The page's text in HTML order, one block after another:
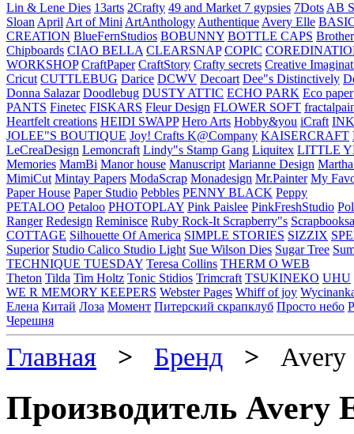
Lin & Lene Dies 13arts 2Crafty 49 and Market 7 gypsies 7Dots AB
Sloan April Art of Mini ArtAnthology Authentique Avery Elle
CREATION BlueFernStudios BOBUNNY BOTTLE CAPS Brother
Chipboards CIAO BELLA CLEARSNAP COPIC
WORKSHOP CraftPaper CraftStory Crafty secrets Creative
Cricut CUTTLEBUG Darice DCWV Decoart Dee"s Distinctively
Donna Salazar Doodlebug DUSTY ATTIC ECHO PARK Eco paper
PANTS Finetec FISKARS Fleur Design FLOWER SOFT
Heartfelt creations HEIDI SWAPP Hero Arts Hobby&you iCraft
JOLEE"S BOUTIQUE Joy! Crafts K@Company KAISERCRAFT
LeCreaDesign Lemoncraft Lindy"s Stamp Gang Liquitex LITTLE
Memories MamBi Manor house Manuscript Marianne Design
MimiCut Mintay Papers ModaScrap Monadesign Mr.Painter My
Paper House Paper Studio Pebbles PENNY BLACK Peppy
PETALOO Petaloo PHOTOPLAY Pink Paislee PinkFreshStudio
Ranger Redesign Reminisce Ruby Rock-It Scrapberry"s
COTTAGE Silhouette Of America SIMPLE STORIES SIZZIX
Superior Studio Calico Studio Light Sue Wilson Dies Sugar Tree
TECHNIQUE TUESDAY Teresa Collins THERM O WEB
Theton Tilda Tim Holtz Tonic Stidios Trimcraft TSUKINEKO UHU
WE R MEMORY KEEPERS Webster Pages Whiff of joy
Елена Китай Лоза Момент Питерский скрапклуб Просто небо
Черешня
Главная > Бренд > Avery
Производитель Avery